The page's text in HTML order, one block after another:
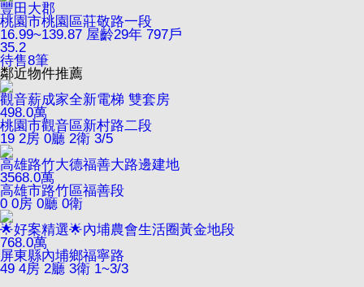
豐田大郡
桃園市桃園區莊敬路一段
16.99~139.87 屋齡29年 797戶
35.2
待售8筆
鄰近物件推薦
觀音薪成家全新電梯 雙套房
498.0萬
桃園市觀音區新村路二段
19 2房 0廳 2衛 3/5
高雄路竹大德福善大路邊建地
3568.0萬
高雄市路竹區福善段
0 0房 0廳 0衛
🌟好案精選🌟內埔農會生活圈黃金地段
768.0萬
屏東縣內埔鄉福寧路
49 4房 2廳 3衛 1~3/3